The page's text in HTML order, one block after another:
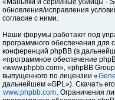
«Маньяки и серийные убийцы -
обновления/исправления
согласие с ними.
Наши форумы работают под
программного обеспечения для
конференций phpBB (в
«программное обеспечение
«www.phpbb.com», «phpBB
выпущенного по лицензии «
дальнейшем «GPL»). Скачать
www.phpbb.com. Ограничения